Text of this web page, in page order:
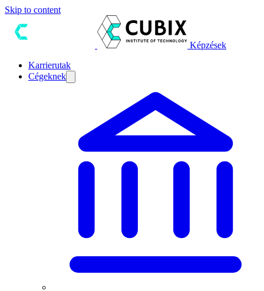
Skip to content
Képzések
Karrierutak
Cégeknek